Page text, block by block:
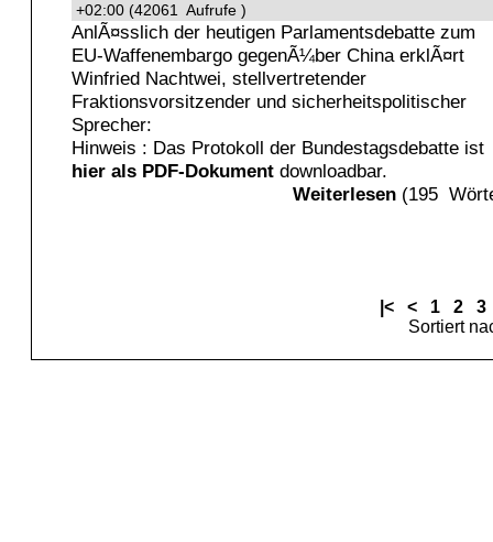
+02:00 (42061 Aufrufe )
AnlÃ¤sslich der heutigen Parlamentsdebatte zum
EU-Waffenembargo gegenÃ¼ber China erklÃ¤rt
Winfried Nachtwei, stellvertretender
Fraktionsvorsitzender und sicherheitspolitischer
Sprecher:
Hinweis : Das Protokoll der Bundestagsdebatte ist
hier als PDF-Dokument downloadbar.
Weiterlesen (195
|< < 1 2
3
Sortiert